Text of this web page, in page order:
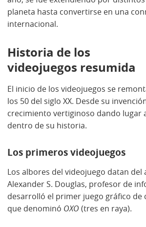
planeta hasta convertirse en una
internacional.
Historia de los
videojuegos resumida
El inicio de los videojuegos se
los 50 del siglo XX. Desde su
crecimiento vertiginoso dando lugar
dentro de su historia.
Los primeros videojuegos
Los albores del videojuego datan del
Alexander S. Douglas, profesor de
desarrolló el primer juego gráfico de
que denominó OXO (tres en raya).